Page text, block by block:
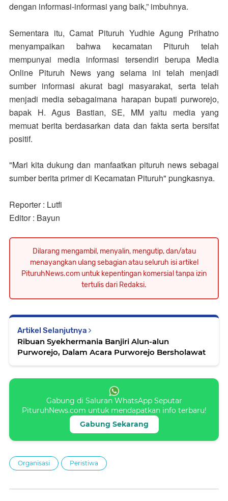
dengan informasi-informasi yang baik,” imbuhnya.
Sementara itu, Camat Pituruh Yudhie Agung Prihatno
menyampaikan bahwa kecamatan Pituruh telah
mempunyai media informasi tersendiri berupa Media
Online Pituruh News yang selama ini telah menjadi
sumber informasi akurat bagi masyarakat, serta telah
menjadi media sebagaimana harapan bupati purworejo,
bapak H. Agus Bastian, SE, MM yaitu media yang
memuat berita berdasarkan data dan fakta serta bersifat
positif.
"Mari kita dukung dan manfaatkan pituruh news sebagai
sumber berita primer di Kecamatan Pituruh" pungkasnya.
Reporter : Lutfi
Editor : Bayun
Dilarang mengambil, menyalin, mengutip, dan/atau
menayangkan ulang sebagian atau seluruh isi artikel
PituruhNews.com untuk kepentingan komersial tanpa izin
tertulis dari Redaksi.
Artikel Selanjutnya
Ribuan Syekhermania Banjiri Alun-alun
Purworejo, Dalam Acara Purworejo Bersholawat
Gabung di Saluran WhatsApp Seputar
PituruhNews.com untuk mendapatkan info terbaru!
Gabung Sekarang
Organisasi Peristiwa